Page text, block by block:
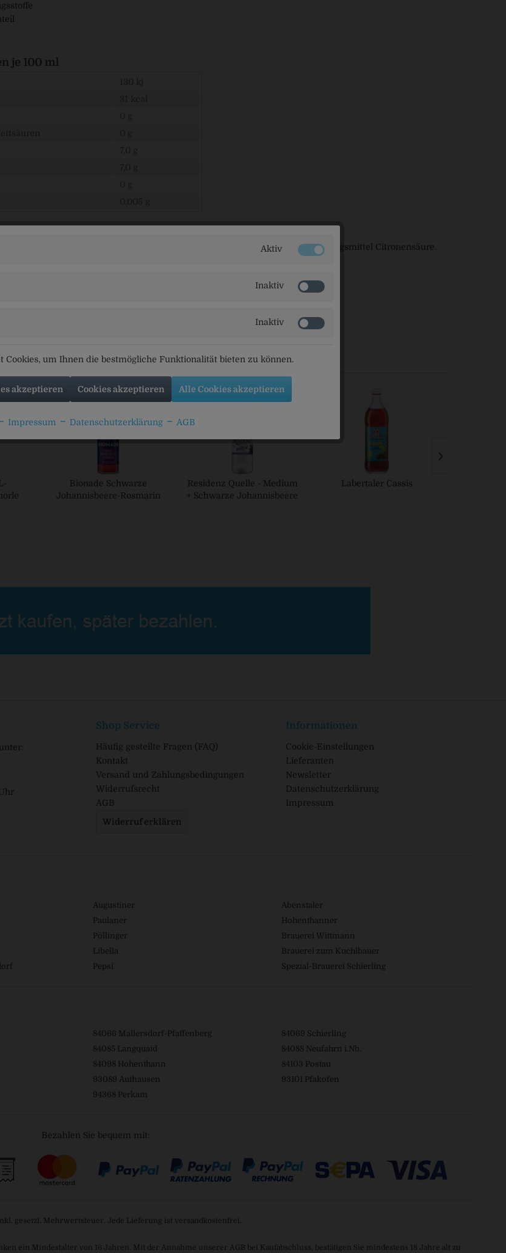
je 100 ml
130 kj
0 g
7,0 g
0 g
Johannisbeersaft * (15%), Zucker, Kohlensäure, Natürliches Aroma, Säuerungsmittel Citronensäure.
Otto-Bad 1 - 3, 95676 Wiesau
Kunden kauften auch Kunden haben sich ebenfalls angesehen
Bionade Schwarze
Johannisbeere-Rosmarin
Residenz Quelle - Medium
+ Schwarze Johannisbeere
Labertaler Cassis
Shop Service
Häufig gestellte Fragen (FAQ)
Kontakt
Versand und Zahlungsbedingungen
Widerrufsrecht
AGB
Widerruf erklären
Informationen
Cookie-Einstellungen
Lieferanten
Newsletter
Datenschutzerklärung
Impressum
Augustiner
Abenstaler
Paulaner
Hohenthanner
Pöllinger
Brauerei Wittmann
Libella
Brauerei zum Kuchlbauer
Pepsi Spezial-Brauerei Schierling
84066 Mallersdorf-Pfaffenberg
84069 Schierling
84085 Langquaid
84088 Neufahrn i.Nb.
84098 Hohenthann
84103 Postau
93089 Aufhausen
93101 Pfakofen
94368 Perkam
Bezahlen Sie bequem mit:
gesetzl. Mehrwertsteuer. Jede Lieferung ist versandkostenfrei.
ein Mindestalter von 16 Jahren. Mit der Annahme unserer AGB bei Kaufabschluss, bestätigen Sie mindestens 18 Jahre alt zu
Aktiv
Inaktiv
Inaktiv
Cookies, um Ihnen die bestmögliche Funktionalität bieten zu können.
akzeptieren Cookies akzeptieren Alle Cookies akzeptieren
Impressum Datenschutzerklärung AGB